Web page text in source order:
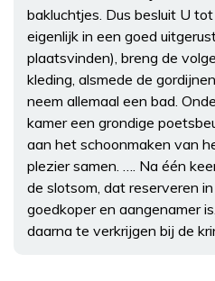
bakluchtjes. Dus besluit U
eigenlijk in een goed
plaatsvinden), breng de
kleding, alsmede de
neem allemaal een bad.
kamer een grondige
aan het schoonmaken van
plezier samen. …. Na één
de slotsom, dat reserveren
goedkoper en aangenamer
daarna te verkrijgen bij de